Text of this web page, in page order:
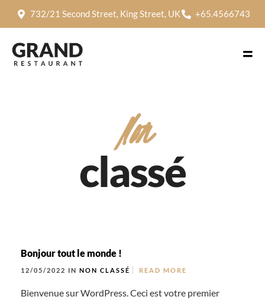
732/21 Second Street, King Street, UK +65.4566743
Non
classé
Bonjour tout le monde !
12/05/2022 IN NON CLASSÉ READ MORE
Bienvenue sur WordPress. Ceci est votre premier